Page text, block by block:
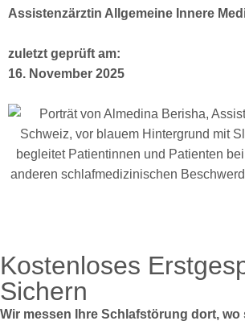
Assistenzärztin Allgemeine Innere
zuletzt geprüft am:
16. November 2025
Kostenloses
Sichern
Wir messen Ihre Schlafstörung dort, wo